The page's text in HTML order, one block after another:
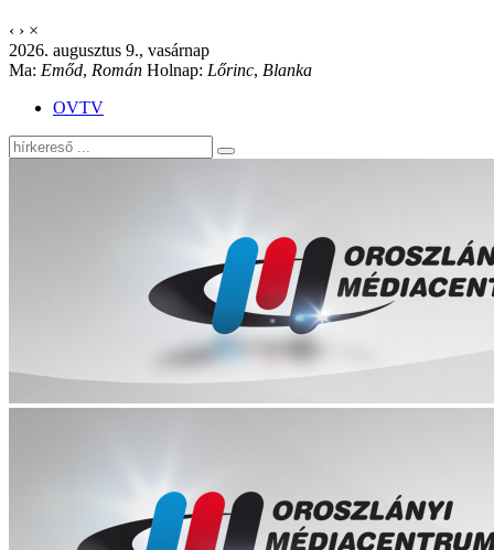
‹ › ×
2026. augusztus 9., vasárnap
Ma: Emőd, Román Holnap: Lőrinc, Blanka
OVTV